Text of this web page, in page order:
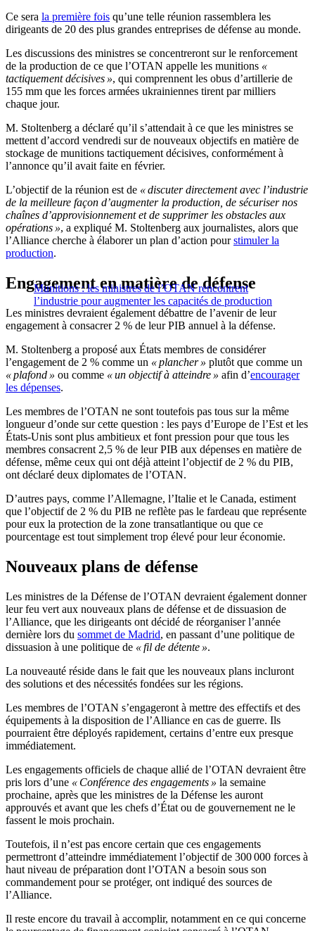
Ce sera la première fois qu’une telle réunion rassemblera les
dirigeants de 20 des plus grandes entreprises de défense au monde.
Les discussions des ministres se concentreront sur le renforcement
de la production de ce que l’OTAN appelle les munitions «
tactiquement décisives », qui comprennent les obus d’artillerie de
155 mm que les forces armées ukrainiennes tirent par milliers
chaque jour.
M. Stoltenberg a déclaré qu’il s’attendait à ce que les ministres se
mettent d’accord vendredi sur de nouveaux objectifs en matière de
stockage de munitions tactiquement décisives, conformément à
l’annonce qu’il avait faite en février.
L’objectif de la réunion est de « discuter directement avec l’industrie
de la meilleure façon d’augmenter la production, de sécuriser nos
chaînes d’approvisionnement et de supprimer les obstacles aux
opérations », a expliqué M. Stoltenberg aux journalistes, alors que
l’Alliance cherche à élaborer un plan d’action pourstimuler la
production.
Munitions : les ministres de l’OTAN rencontrent
l’industrie pour augmenter les capacités de production
Engagement en matière de défense
Les ministres devraient également débattre de l’avenir de leur
engagement à consacrer 2 % de leur PIB annuel à la défense.
M. Stoltenberg a proposé aux États membres de considérer
l’engagement de 2 % comme un « plancher » plutôt que comme un
« plafond » ou comme « un objectif à atteindre » afin d’encourager
les dépenses.
Les membres de l’OTAN ne sont toutefois pas tous sur la même
longueur d’onde sur cette question : les pays d’Europe de l’Est et les
États-Unis sont plus ambitieux et font pression pour que tous les
membres consacrent 2,5 % de leur PIB aux dépenses en matière de
défense, même ceux qui ont déjà atteint l’objectif de 2 % du PIB,
ont déclaré deux diplomates de l’OTAN.
D’autres pays, comme l’Allemagne, l’Italie et le Canada, estiment
que l’objectif de 2 % du PIB ne reflète pas le fardeau que représente
pour eux la protection de la zone transatlantique ou que ce
pourcentage est tout simplement trop élevé pour leur économie.
Nouveaux plans de défense
Les ministres de la Défense de l’OTAN devraient également donner
leur feu vert aux nouveaux plans de défense et de dissuasion de
l’Alliance, que les dirigeants ont décidé de réorganiser l’année
dernière lors du sommet de Madrid, en passant d’une politique de
dissuasion à une politique de « fil de détente ».
La nouveauté réside dans le fait que les nouveaux plans incluront
des solutions et des nécessités fondées sur les régions.
Les membres de l’OTAN s’engageront à mettre des effectifs et des
équipements à la disposition de l’Alliance en cas de guerre. Ils
pourraient être déployés rapidement, certains d’entre eux presque
immédiatement.
Les engagements officiels de chaque allié de l’OTAN devraient être
pris lors d’une « Conférence des engagements » la semaine
prochaine, après que les ministres de la Défense les auront
approuvés et avant que les chefs d’État ou de gouvernement ne le
fassent le mois prochain.
Toutefois, il n’est pas encore certain que ces engagements
permettront d’atteindre immédiatement l’objectif de 300 000 forces à
haut niveau de préparation dont l’OTAN a besoin sous son
commandement pour se protéger, ont indiqué des sources de
l’Alliance.
Il reste encore du travail à accomplir, notamment en ce qui concerne